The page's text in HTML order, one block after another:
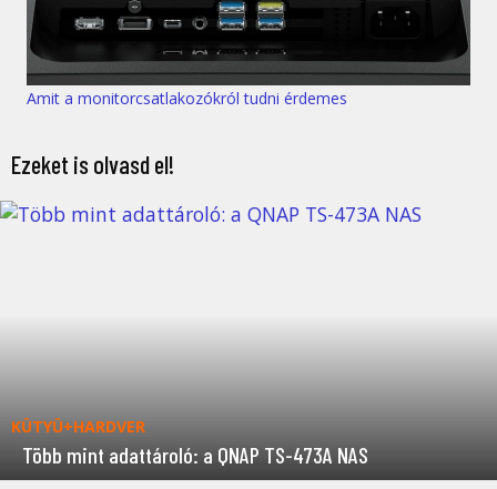
Amit a monitorcsatlakozókról tudni érdemes
Ezeket is olvasd el!
KÜTYÜ+HARDVER
Több mint adattároló: a QNAP TS-473A NAS